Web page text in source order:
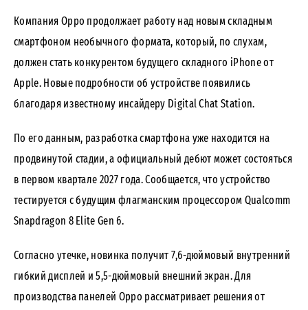
Компания Oppo продолжает работу над новым складным
смартфоном необычного формата, который, по слухам,
должен стать конкурентом будущего складного iPhone от
Apple. Новые подробности об устройстве появились
благодаря известному инсайдеру Digital Chat Station.
По его данным, разработка смартфона уже находится на
продвинутой стадии, а официальный дебют может состояться
в первом квартале 2027 года. Сообщается, что устройство
тестируется с будущим флагманским процессором Qualcomm
Snapdragon 8 Elite Gen 6.
Согласно утечке, новинка получит 7,6-дюймовый внутренний
гибкий дисплей и 5,5-дюймовый внешний экран. Для
производства панелей Oppo рассматривает решения от